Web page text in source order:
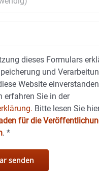
dieses Formulars
und
Website
erfahren Sie in der
Bitte lesen Sie
für die
. *